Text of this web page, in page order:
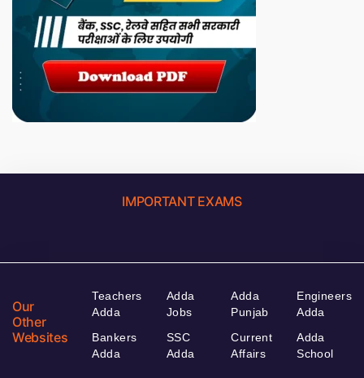
IMPORTANT EXAMS
Our
Other
Websites
Teachers
Adda
Bankers
Adda
Adda
Jobs
SSC
Adda
Adda
Punjab
Current
Affairs
Engineers
Adda
Adda
School